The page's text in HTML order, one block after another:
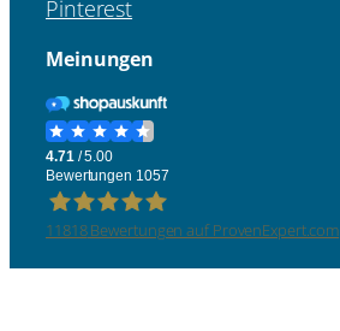
Pinterest
Meinungen
Four &More GmbH
11818Bewertungen auf ProvenExpert.com